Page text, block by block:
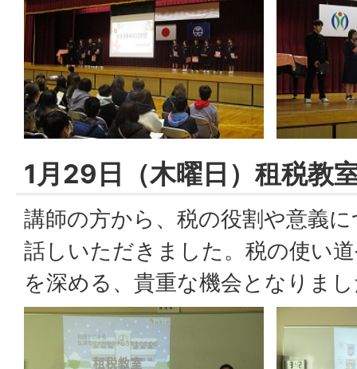
1月29日（木曜日）租税教
講師の方から、税の役割や意義
話しいただきました。税の使い
を深める、貴重な機会となりま